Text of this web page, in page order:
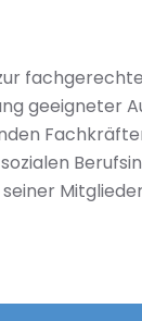
geeigneter